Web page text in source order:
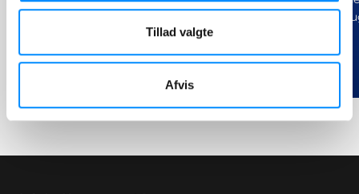
Tillad valgte
Afvis
komfort for